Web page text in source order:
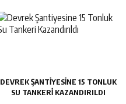
DEVREK ŞANTIYESINE 15 TONLUK
SU TANKERI KAZANDIRILDI